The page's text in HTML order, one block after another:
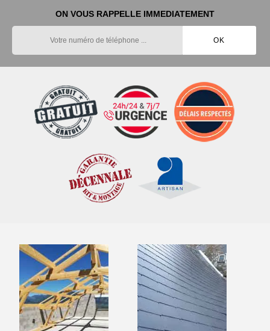
ON VOUS RAPPELLE IMMEDIATEMENT